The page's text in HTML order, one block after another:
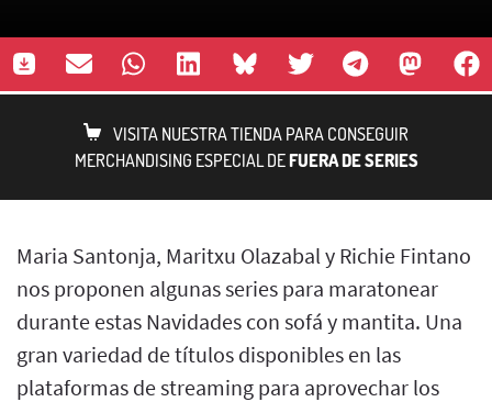
VISITA NUESTRA TIENDA PARA CONSEGUIR
MERCHANDISING ESPECIAL DEFUERA DE SERIES
Maria Santonja, Maritxu Olazabal y Richie Fintano
nos proponen algunas series para maratonear
durante estas Navidades con sofá y mantita. Una
gran variedad de títulos disponibles en las
plataformas de streaming para aprovechar los